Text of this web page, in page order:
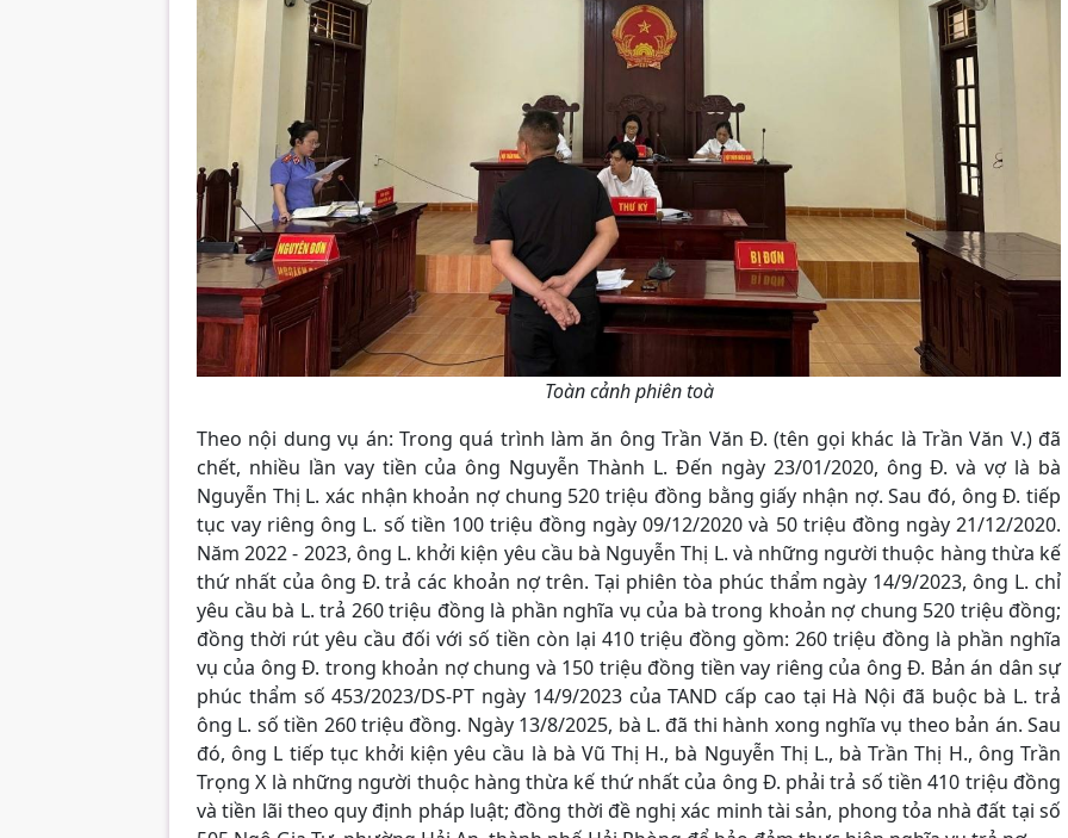
Toàn cảnh phiên toà
Theo nội dung vụ án: Trong quá trình làm ăn ông Trần Văn Đ. (tên gọi khác là Trần Văn V.) đã
chết, nhiều lần vay tiền của ông Nguyễn Thành L. Đến ngày 23/01/2020, ông Đ. và vợ là bà
Nguyễn Thị L. xác nhận khoản nợ chung 520 triệu đồng bằng giấy nhận nợ. Sau đó, ông Đ. tiếp
tục vay riêng ông L. số tiền 100 triệu đồng ngày 09/12/2020 và 50 triệu đồng ngày 21/12/2020.
Năm 2022 - 2023, ông L. khởi kiện yêu cầu bà Nguyễn Thị L. và những người thuộc hàng thừa kế
thứ nhất của ông Đ. trả các khoản nợ trên. Tại phiên tòa phúc thẩm ngày 14/9/2023, ông L. chỉ
yêu cầu bà L. trả 260 triệu đồng là phần nghĩa vụ của bà trong khoản nợ chung 520 triệu đồng;
đồng thời rút yêu cầu đối với số tiền còn lại 410 triệu đồng gồm: 260 triệu đồng là phần nghĩa
vụ của ông Đ. trong khoản nợ chung và 150 triệu đồng tiền vay riêng của ông Đ. Bản án dân sự
phúc thẩm số 453/2023/DS-PT ngày 14/9/2023 của TAND cấp cao tại Hà Nội đã buộc bà L. trả
ông L. số tiền 260 triệu đồng. Ngày 13/8/2025, bà L. đã thi hành xong nghĩa vụ theo bản án. Sau
đó, ông L tiếp tục khởi kiện yêu cầu là bà Vũ Thị H., bà Nguyễn Thị L., bà Trần Thị H., ông Trần
Trọng X là những người thuộc hàng thừa kế thứ nhất của ông Đ. phải trả số tiền 410 triệu đồng
và tiền lãi theo quy định pháp luật; đồng thời đề nghị xác minh tài sản, phong tỏa nhà đất tại số